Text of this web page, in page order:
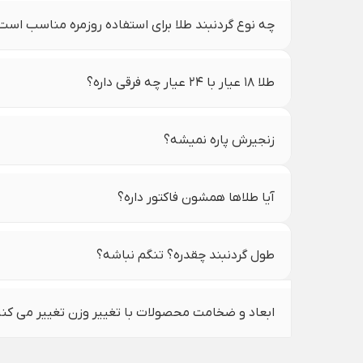
چه نوع گردنبند طلا برای استفاده روزمره مناسب
طلا ۱۸ عیار با ۲۴ عیار چه فرقی داره؟
زنجیرش پاره نمیشه؟
آیا طلاها همشون فاکتور داره؟
طول گردنبند چقدره؟ تنگم نباشه؟
ابعاد و ضخامت محصولات با تغییر وزن تغییر می